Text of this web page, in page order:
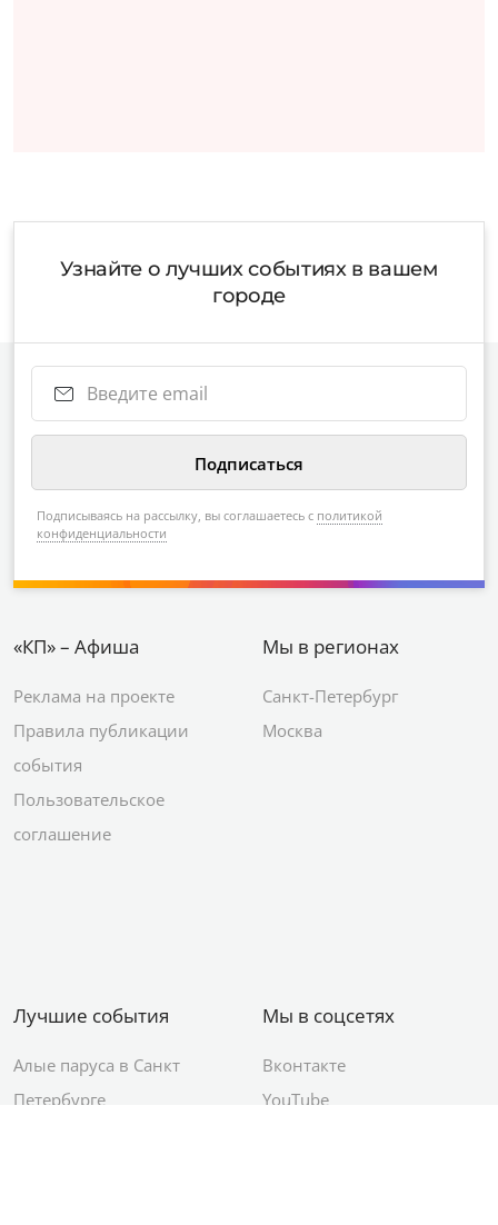
Узнайте о лучших событиях в вашем
городе
Подписываясь на рассылку, вы соглашаетесь с политикой
конфиденциальности
«КП» – Афиша
Реклама на проекте
Правила публикации
события
Пользовательское
соглашение
Мы в регионах
Санкт-Петербург
Москва
Лучшие события
Алые паруса в Санкт
Петербурге
Мы в соцсетях
Вконтакте
YouTube